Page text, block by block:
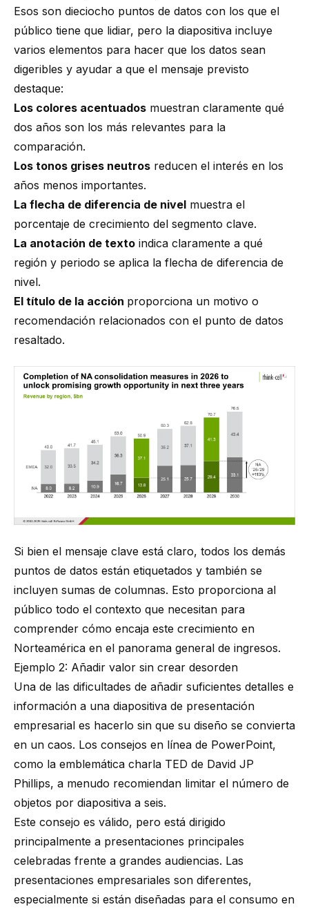
Esos son dieciocho puntos de datos con los que el
público tiene que lidiar, pero la diapositiva incluye
varios elementos para hacer que los datos sean
digeribles y ayudar a que el mensaje previsto
destaque:
Los colores acentuados muestran claramente qué
dos años son los más relevantes para la
comparación.
Los tonos grises neutros reducen el interés en los
años menos importantes.
La flecha de diferencia de nivel muestra el
porcentaje de crecimiento del segmento clave.
La anotación de texto indica claramente a qué
región y periodo se aplica la flecha de diferencia de
nivel.
El título de la acción proporciona un motivo o
recomendación relacionados con el punto de datos
resaltado.
Si bien el mensaje clave está claro, todos los demás
puntos de datos están etiquetados y también se
incluyen sumas de columnas. Esto proporciona al
público todo el contexto que necesitan para
comprender cómo encaja este crecimiento en
Norteamérica en el panorama general de ingresos.
Ejemplo 2: Añadir valor sin crear desorden
Una de las dificultades de añadir suficientes detalles e
información a una diapositiva de presentación
empresarial es hacerlo sin que su diseño se convierta
en un caos. Los consejos en línea de PowerPoint,
como la emblemática charla TED de David JP
Phillips, a menudo recomiendan limitar el número de
objetos por diapositiva a seis.
Este consejo es válido, pero está dirigido
principalmente a presentaciones principales
celebradas frente a grandes audiencias. Las
presentaciones empresariales son diferentes,
especialmente si están diseñadas para el consumo en